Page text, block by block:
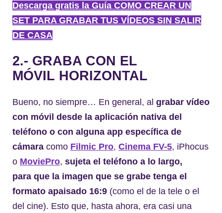
Descarga gratis la Guía COMO CREAR UN
SET PARA GRABAR TUS VÍDEOS SIN SALIR
DE CASA
2.- GRABA CON EL
MÓVIL HORIZONTAL
Bueno, no siempre… En general, al grabar vídeo
con móvil desde la aplicación nativa del
teléfono o con alguna app específica de
cámara como Filmic Pro, Cinema FV-5, iPhocus
o MoviePro, sujeta el teléfono a lo largo,
para que la imagen que se grabe tenga el
formato apaisado 16:9 (como el de la tele o el
del cine). Esto que, hasta ahora, era casi una